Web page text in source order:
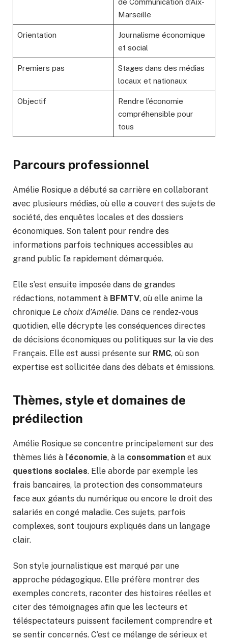
de Communication d’Aix-
Marseille
Orientation
Journalisme économique
et social
Premiers pas
Stages dans des médias
locaux et nationaux
Objectif
Rendre l’économie
compréhensible pour
tous
Parcours professionnel
Amélie Rosique a débuté sa carrière en collaborant
avec plusieurs médias, où elle a couvert des sujets de
société, des enquêtes locales et des dossiers
économiques. Son talent pour rendre des
informations parfois techniques accessibles au
grand public l’a rapidement démarquée.
Elle s’est ensuite imposée dans de grandes
rédactions, notamment à BFMTV, où elle anime la
chronique Le choix d’Amélie. Dans ce rendez-vous
quotidien, elle décrypte les conséquences directes
de décisions économiques ou politiques sur la vie des
Français. Elle est aussi présente sur RMC, où son
expertise est sollicitée dans des débats et émissions.
Thèmes, style et domaines de
prédilection
Amélie Rosique se concentre principalement sur des
thèmes liés à l’économie, à la consommation et aux
questions sociales. Elle aborde par exemple les
frais bancaires, la protection des consommateurs
face aux géants du numérique ou encore le droit des
salariés en congé maladie. Ces sujets, parfois
complexes, sont toujours expliqués dans un langage
clair.
Son style journalistique est marqué par une
approche pédagogique. Elle préfère montrer des
exemples concrets, raconter des histoires réelles et
citer des témoignages afin que les lecteurs et
téléspectateurs puissent facilement comprendre et
se sentir concernés. C’est ce mélange de sérieux et